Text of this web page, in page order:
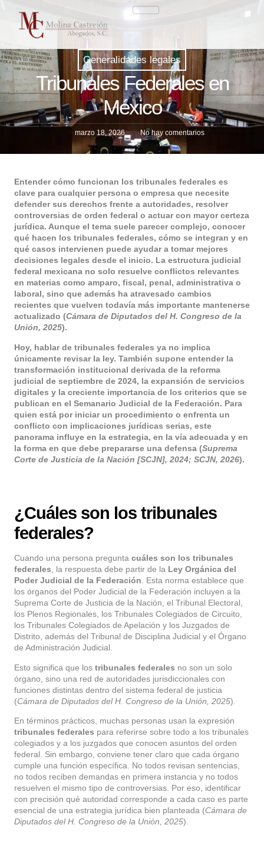
Generalidades legales
Tribunales Federales en
México
marzo 18, 2026 No hay comentarios
Entender cómo funcionan los tribunales federales es
clave para cualquier persona o empresa que necesite
defender sus derechos frente a autoridades, resolver
controversias de orden federal o actuar con mayor certeza
jurídica. Aunque el tema suele parecer complejo, conocer
qué hacen los tribunales federales, cómo se integran y en
qué casos intervienen puede ayudar a tomar mejores
decisiones legales desde el inicio. La estructura judicial
federal mexicana no solo resuelve conflictos relevantes
en materias como amparo, fiscal, penal, administrativa o
laboral, sino que además ha atravesado cambios
recientes que vuelven todavía más importante mantenerse
actualizado (Cámara de Diputados del H. Congreso de la
Unión, 2025).
Hoy, hablar de tribunales federales ya no implica
únicamente revisar la ley. También supone entender la
transformación institucional derivada de la reforma
judicial de septiembre de 2024, la expansión de servicios
digitales y la creciente importancia de los criterios que se
publican en el Semanario Judicial de la Federación. Para
quien está por iniciar un procedimiento o enfrenta un
conflicto con implicaciones jurídicas serias, este
panorama influye en la estrategia, en la vía adecuada y en
la forma en que debe prepararse una defensa (Suprema
Corte de Justicia de la Nación [SCJN], 2024; SCJN, 2026).
¿Cuáles son los tribunales
federales?
Cuando una persona pregunta cuáles son los tribunales
federales , la respuesta debe partir de la Ley Orgánica del
Poder Judicial de la Federación . Esta norma establece que
los órganos del Poder Judicial de la Federación incluyen a la
Suprema Corte de Justicia de la Nación, el Tribunal Electoral,
los Plenos Regionales, los Tribunales Colegiados de Circuito,
los Tribunales Colegiados de Apelación y los Juzgados de
Distrito, además del Tribunal de Disciplina Judicial y el Órgano
de Administración Judicial.
Esto significa que los tribunales federales no son un solo
órgano, sino una red de autoridades jurisdiccionales con
funciones distintas dentro del sistema federal de justicia
(Cámara de Diputados del H. Congreso de la Unión, 2025).
En términos prácticos, muchas personas usan la expresión
tribunales federales para referirse sobre todo a los tribunales
colegiados y a los juzgados que conocen asuntos del orden
federal. Sin embargo, conviene tener claro que cada órgano
cumple una función específica. No todos revisan sentencias,
no todos reciben demandas en primera instancia y no todos
resuelven el mismo tipo de controversias. Por eso, identificar
con precisión qué autoridad corresponde a cada caso es parte
esencial de una estrategia jurídica bien planteada (Cámara de
Diputados del H. Congreso de la Unión, 2025).